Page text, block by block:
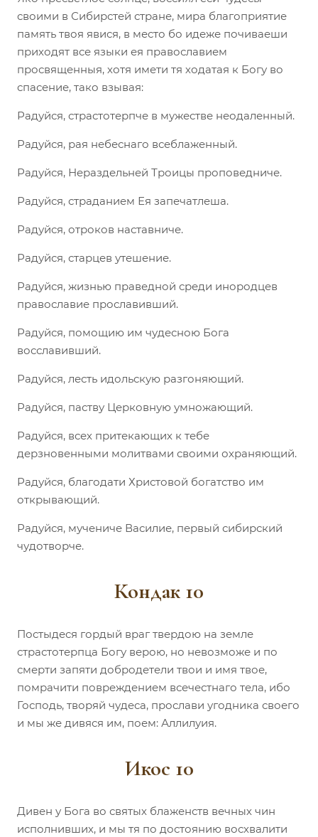
своими в Сибирстей стране, мира благоприятие
память твоя явися, в место бо идеже почиваеши
приходят все языки ея православием
просвященныя, хотя имети тя ходатая к Богу во
спасение, тако взывая:
Радуйся, страстотерпче в мужестве неодаленный.
Радуйся, рая небеснаго всеблаженный.
Радуйся, Нераздельней Троицы проповедниче.
Радуйся, страданием Ея запечатлеша.
Радуйся, отроков наставниче.
Радуйся, старцев утешение.
Радуйся, жизнью праведной среди инородцев
православие прославивший.
Радуйся, помощию им чудесною Бога
восславивший.
Радуйся, лесть идольскую разгоняющий.
Радуйся, паству Церковную умножающий.
Радуйся, всех притекающих к тебе
дерзновенными молитвами своими охраняющий.
Радуйся, благодати Христовой богатство им
открывающий.
Радуйся, мучениче Василие, первый сибирский
чудотворче.
Кондак 10
Постыдеся гордый враг твердою на земле
страстотерпца Богу верою, но невозможе и по
смерти запяти добродетели твои и имя твое,
помрачити повреждением всечестнаго тела, ибо
Господь, творяй чудеса, прослави угодника своего
и мы же дивяся им, поем: Аллилуия.
Икос 10
Дивен у Бога во святых блаженств вечных чин
исполнивших, и мы тя по достоянию восхвалити